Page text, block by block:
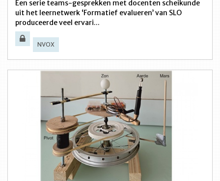
Een serie teams-gesprekken met docenten scheikunde
uit het leernetwerk ‘Formatief evalueren’ van SLO
produceerde veel ervari...
NVOX